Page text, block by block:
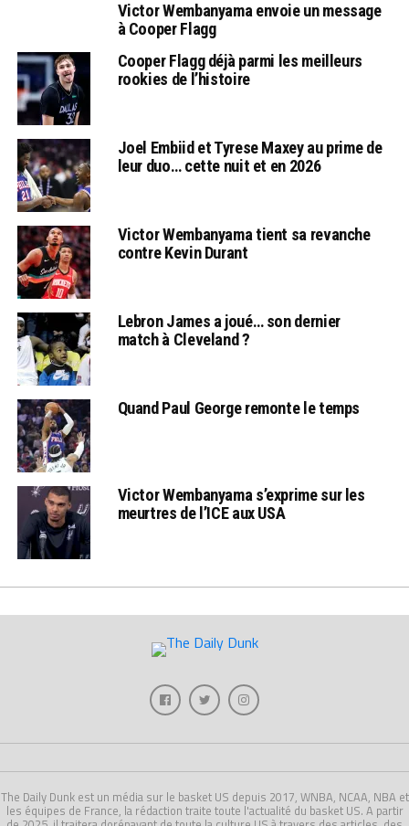
Victor Wembanyama envoie un message
à Cooper Flagg
Cooper Flagg déjà parmi les meilleurs
rookies de l’histoire
Joel Embiid et Tyrese Maxey au prime de
leur duo… cette nuit et en 2026
Victor Wembanyama tient sa revanche
contre Kevin Durant
Lebron James a joué… son dernier
match à Cleveland ?
Quand Paul George remonte le temps
Victor Wembanyama s’exprime sur les
meurtres de l’ICE aux USA
The Daily Dunk est un média sur le basket US depuis 2017, WNBA, NCAA, NBA et
les équipes de France, la rédaction traite toute l'actualité du basket US. A partir